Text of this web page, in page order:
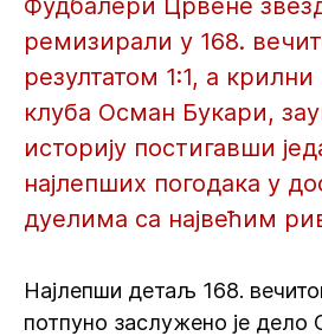
Фудбалери Црвене
ремизирали у 168.
резултатом 1:1, а
клуба Осман Букари,
историју постигавши
најлепших погодака у
дуелима са највећим
Најлепши детаљ 168.
потпуно заслужено је дело